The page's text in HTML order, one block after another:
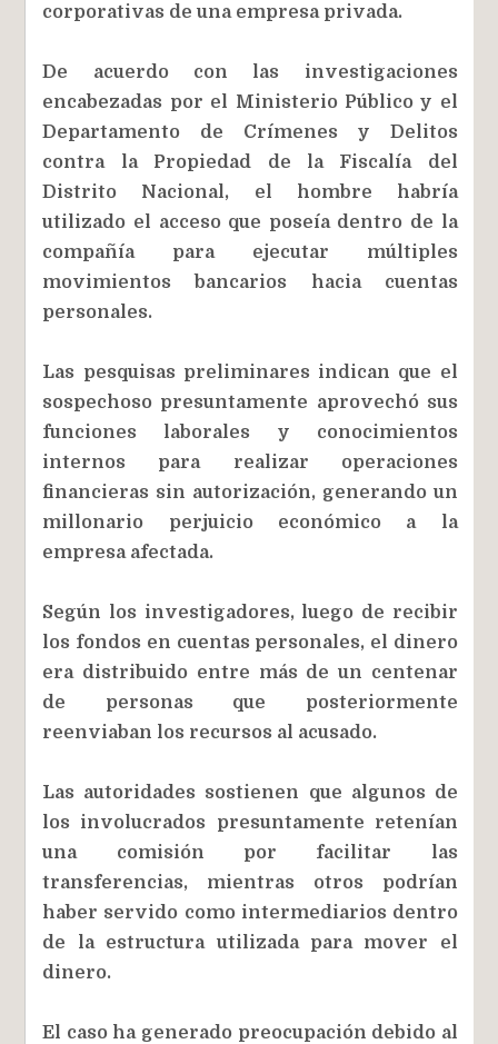
corporativas de una empresa privada.
De acuerdo con las investigaciones
encabezadas por el Ministerio Público y el
Departamento de Crímenes y Delitos
contra la Propiedad de la Fiscalía del
Distrito Nacional, el hombre habría
utilizado el acceso que poseía dentro de la
compañía para ejecutar múltiples
movimientos bancarios hacia cuentas
personales.
Las pesquisas preliminares indican que el
sospechoso presuntamente aprovechó sus
funciones laborales y conocimientos
internos para realizar operaciones
financieras sin autorización, generando un
millonario perjuicio económico a la
empresa afectada.
Según los investigadores, luego de recibir
los fondos en cuentas personales, el dinero
era distribuido entre más de un centenar
de personas que posteriormente
reenviaban los recursos al acusado.
Las autoridades sostienen que algunos de
los involucrados presuntamente retenían
una comisión por facilitar las
transferencias, mientras otros podrían
haber servido como intermediarios dentro
de la estructura utilizada para mover el
dinero.
El caso ha generado preocupación debido al